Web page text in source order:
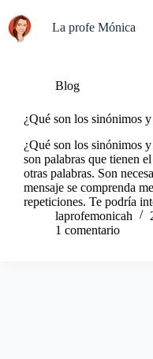
contenido
La profe Mónica
Blog
¿Qué son los sinónimos
¿Qué son los sinónimos
son palabras que tienen
otras palabras. Son
mensaje se comprenda
repeticiones. Te podría
laprofemonicah
1 comentario